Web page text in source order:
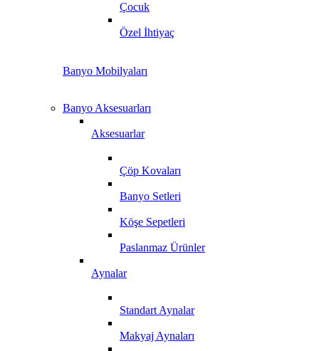
Çocuk
Özel İhtiyaç
Banyo Mobilyaları
Banyo Aksesuarları
Aksesuarlar
Çöp Kovaları
Banyo Setleri
Köşe Sepetleri
Paslanmaz Ürünler
Aynalar
Standart Aynalar
Makyaj Aynaları